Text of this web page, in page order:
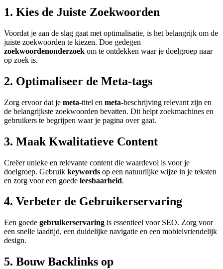
1. Kies de Juiste Zoekwoorden
Voordat je aan de slag gaat met optimalisatie, is het belangrijk om de
juiste zoekwoorden te kiezen. Doe gedegen
zoekwoordenonderzoek om te ontdekken waar je doelgroep naar
op zoek is.
2. Optimaliseer de Meta-tags
Zorg ervoor dat je meta-titel en meta-beschrijving relevant zijn en
de belangrijkste zoekwoorden bevatten. Dit helpt zoekmachines en
gebruikers te begrijpen waar je pagina over gaat.
3. Maak Kwalitatieve Content
Creëer unieke en relevante content die waardevol is voor je
doelgroep. Gebruik keywords op een natuurlijke wijze in je teksten
en zorg voor een goede leesbaarheid.
4. Verbeter de Gebruikerservaring
Een goede gebruikerservaring is essentieel voor SEO. Zorg voor
een snelle laadtijd, een duidelijke navigatie en een mobielvriendelijk
design.
5. BouwBacklinks op